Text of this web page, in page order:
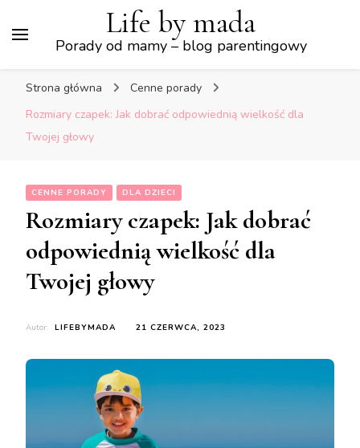
Life by mada
Porady od mamy – blog parentingowy
Strona główna
Cenne porady
Rozmiary czapek: Jak dobrać odpowiednią wielkość dla
Twojej głowy
CENNE PORADY DLA DZIECI
Rozmiary czapek: Jak dobrać
odpowiednią wielkość dla
Twojej głowy
Autor: LIFEBYMADA 21 CZERWCA, 2023